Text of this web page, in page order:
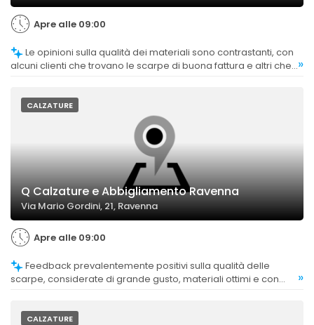
Apre alle 09:00
alcuni clienti che trovano le scarpe di buona fattura e altri che »
CALZATURE
Q Calzature e Abbigliamento Ravenna
Via Mario Gordini, 21, Ravenna
Apre alle 09:00
scarpe, considerate di grande gusto, materiali ottimi e con
»
CALZATURE